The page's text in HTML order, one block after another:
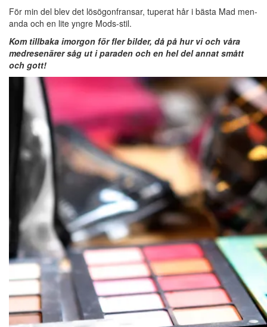
För min del blev det lösögonfransar, tuperat hår i bästa Mad men-
anda och en lite yngre Mods-stil.
Kom tillbaka imorgon för fler bilder, då på hur vi och våra
medresenärer såg ut i paraden och en hel del annat smått
och gott!